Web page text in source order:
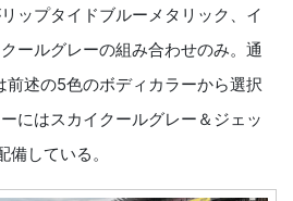
ップタイドブルーメタリック、イ
ールグレーの組み合わせのみ。通
述の5色のボディカラーから選択
にはスカイクールグレー＆ジェッ
備している。